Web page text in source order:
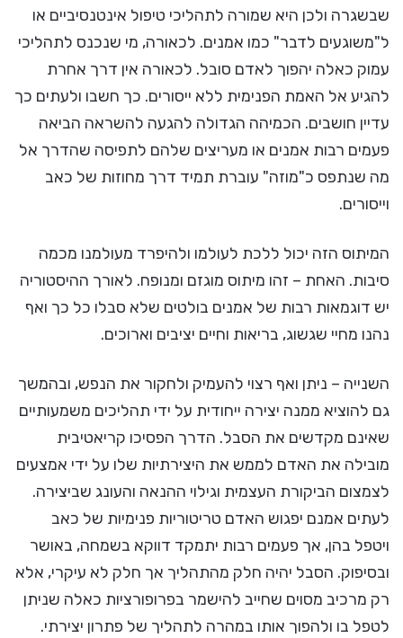
שבשגרה ולכן היא שמורה לתהליכי טיפול אינטנסיביים או
ל"משוגעים לדבר" כמו אמנים. לכאורה, מי שנכנס לתהליכי
עמוק כאלה יהפוך לאדם סובל. לכאורה אין דרך אחרת
להגיע אל האמת הפנימית ללא ייסורים. כך חשבו ולעתים כך
עדיין חושבים. הכמיהה הגדולה להגעה להשראה הביאה
פעמים רבות אמנים או מעריצים שלהם לתפיסה שהדרך אל
מה שנתפס כ"מוזה" עוברת תמיד דרך מחוזות של כאב
וייסורים.
המיתוס הזה יכול ללכת לעולמו ולהיפרד מעולמנו מכמה
סיבות. האחת – זהו מיתוס מוגזם ומנופח. לאורך ההיסטוריה
יש דוגמאות רבות של אמנים בולטים שלא סבלו כל כך ואף
נהנו מחיי שגשוג, בריאות וחיים יציבים וארוכים.
השנייה – ניתן ואף רצוי להעמיק ולחקור את הנפש, ובהמשך
גם להוציא ממנה יצירה ייחודית על ידי תהליכים משמעותיים
שאינם מקדשים את הסבל. הדרך הפסיכו קריאטיבית
מובילה את האדם לממש את היצירתיות שלו על ידי אמצעים
לצמצום הביקורת העצמית וגילוי ההנאה והעונג שביצירה.
לעתים אמנם יפגוש האדם טריטוריות פנימיות של כאב
ויטפל בהן, אך פעמים רבות יתמקד דווקא בשמחה, באושר
ובסיפוק. הסבל יהיה חלק מהתהליך אך חלק לא עיקרי, אלא
רק מרכיב מסוים שחייב להישמר בפרופורציות כאלה שניתן
לטפל בו ולהפוך אותו במהרה לתהליך של פתרון יצירתי.